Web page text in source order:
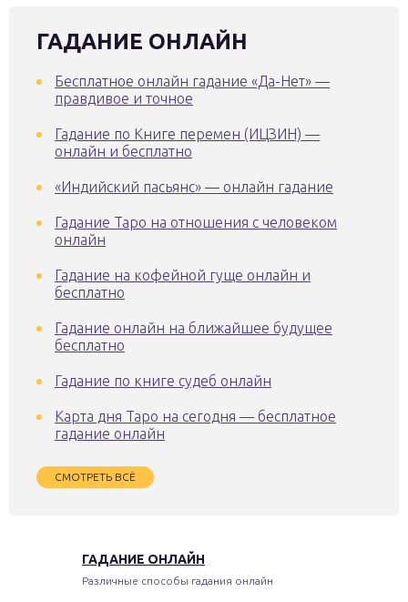
ГАДАНИЕ ОНЛАЙН
Бесплатное онлайн гадание «Да-Нет» —
правдивое и точное
Гадание по Книге перемен (ИЦЗИН) —
онлайн и бесплатно
«Индийский пасьянс» — онлайн гадание
Гадание Таро на отношения с человеком
онлайн
Гадание на кофейной гуще онлайн и
бесплатно
Гадание онлайн на ближайшее будущее
бесплатно
Гадание по книге судеб онлайн
Карта дня Таро на сегодня — бесплатное
гадание онлайн
СМОТРЕТЬ ВСЁ
ГАДАНИЕ ОНЛАЙН
Различные способы гадания онлайн